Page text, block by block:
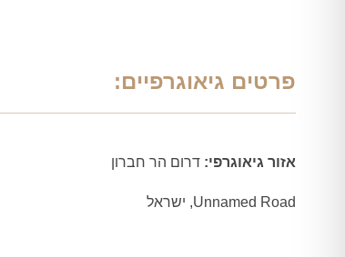
פרטים גיאוגרפיים:
אזור גיאוגרפי: דרום הר חברון
Unnamed Road, ישראל